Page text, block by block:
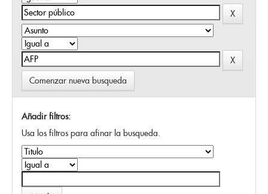
Comenzar nueva busqueda
Añadir filtros:
Usa los filtros para afinar la busqueda.